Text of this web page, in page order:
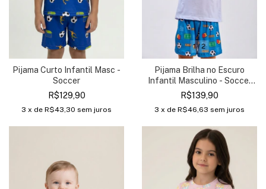
Pijama Curto Infantil Masc -
Soccer
R$129,90
3 x de R$43,30 sem juros
1/2
Pijama Brilha no Escuro
Infantil Masculino - Soccer
Party
R$139,90
3 x de R$46,63 sem juros